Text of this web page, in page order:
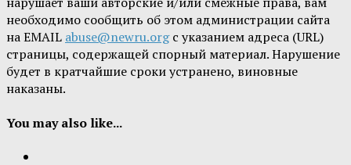
необходимо сообщить об этом администрации сайта
на EMAIL abuse@newru.orgс указанием адреса (URL)
страницы, содержащей спорный материал. Нарушение
будет в кратчайшие сроки устранено, виновные
наказаны.
You may also like...